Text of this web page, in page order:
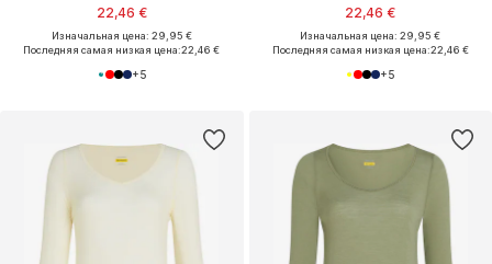
22,46 €
Изначальная цена: 29,95 €
Последняя самая низкая цена:22,46 €
+5
22,46 €
Изначальная цена: 29,95 €
Последняя самая низкая цена:22,46 €
+5